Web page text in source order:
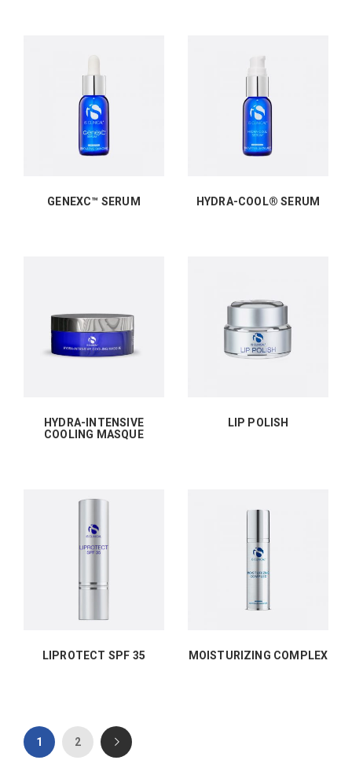
GENEXC™ SERUM HYDRA-COOL® SERUM
HYDRA-INTENSIVE
COOLING MASQUE
LIP POLISH
LIPROTECT SPF 35 MOISTURIZING COMPLEX
1 2